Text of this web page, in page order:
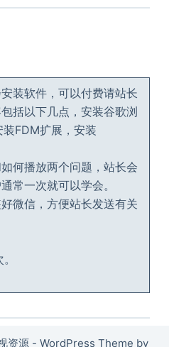
装软件，可以付费请站长
括以下几点，安装谷歌浏
FDM扩展，安装
何播放两个问题，站长会
常一次就可以学会。
微信，方便站长发送有关
资源 - WordPress Theme by